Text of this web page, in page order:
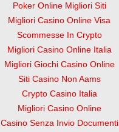
Poker Online Migliori Siti
Migliori Casino Online Visa
Scommesse In Crypto
Migliori Casino Online Italia
Migliori Giochi Casino Online
Siti Casino Non Aams
Crypto Casino Italia
Migliori Casino Online
Casino Senza Invio Documenti